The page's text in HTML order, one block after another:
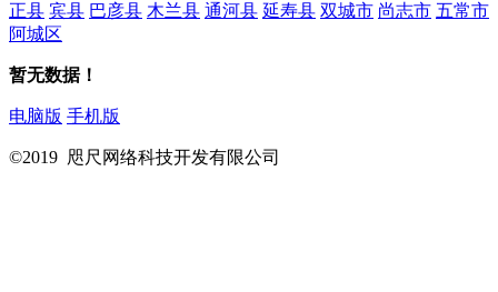
正县 宾县 巴彦县 木兰县 通河县 延寿县 双城市 尚志市 五常市
阿城区
暂无数据！
电脑版 手机版
©2019 咫尺网络科技开发有限公司